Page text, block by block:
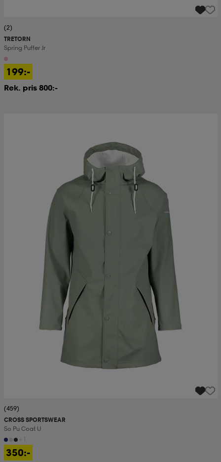
(2)
TRETORN
Spring Puffer Jr
199:-
Rek. pris 800:-
(459)
CROSS SPORTSWEAR
So Pu Coat U
350:-